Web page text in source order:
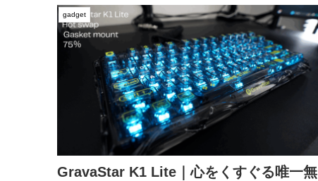
gadget
GravaStar K1 Lite｜心をくすぐる唯一無